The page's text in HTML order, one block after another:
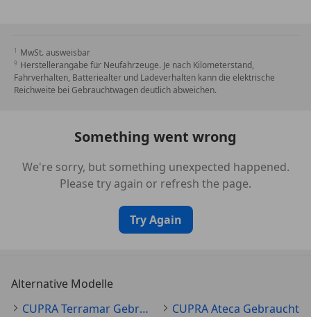
MwSt. ausweisbar
Herstellerangabe für Neufahrzeuge. Je nach Kilometerstand,
Fahrverhalten, Batteriealter und Ladeverhalten kann die elektrische
Reichweite bei Gebrauchtwagen deutlich abweichen.
Something went wrong
We're sorry, but something unexpected happened.
Please try again or refresh the page.
Try Again
Alternative Modelle
CUPRA Terramar Gebraucht
CUPRA Ateca Gebraucht